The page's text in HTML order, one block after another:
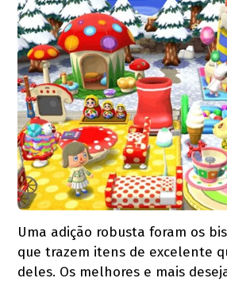
Uma adição robusta foram os
que trazem itens de excelente
deles. Os melhores e mais